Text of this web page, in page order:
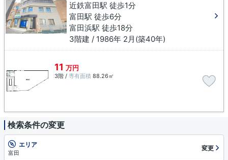
近鉄富田駅 徒歩1分
富田駅 徒歩6分
富田浜駅 徒歩18分
3階建 / 1986年 2月(築40年)
11 万円
3階 / 専有面積 88.26㎡
検索条件の変更
エリア
富田
変更